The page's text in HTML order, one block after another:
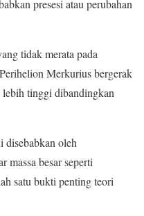
presesi atau perubahan
tidak merata pada
Merkurius bergerak
tinggi dibandingkan
disebabkan oleh
massa besar seperti
satu bukti penting teori